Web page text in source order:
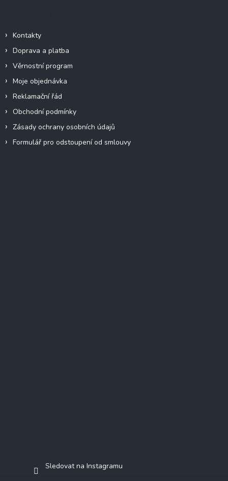
Kontakty
Doprava a platba
Věrnostní program
Moje objednávka
Reklamační řád
Obchodní podmínky
Zásady ochrany osobních údajů
Formulář pro odstoupení od smlouvy
Sledovat na Instagramu